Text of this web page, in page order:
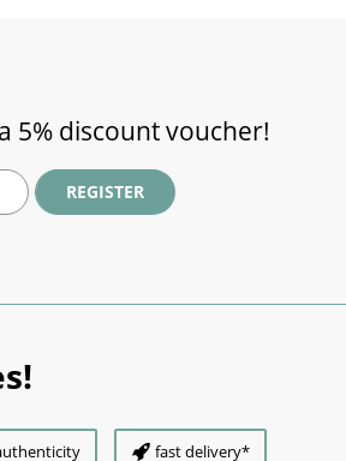
5% discount voucher!
REGISTER
fast delivery*